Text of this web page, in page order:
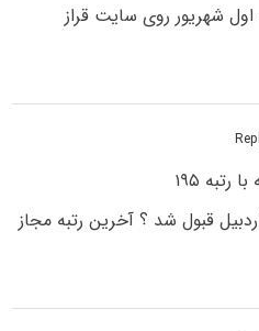
اول شهریور روی سایت قراز
۱۹۵
قبول شد ؟ آخرین رتبه مجاز